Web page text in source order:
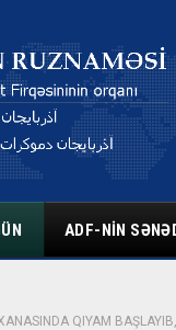
ADF-NIN
QIYAM